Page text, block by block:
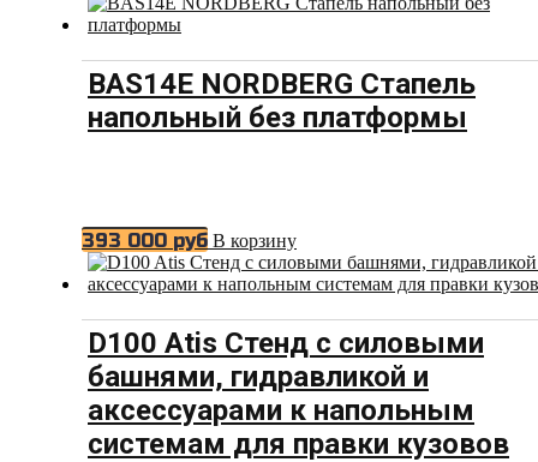
BAS14E NORDBERG Стапель
напольный без платформы
393 000 руб В корзину
D100 Atis Стенд с силовыми
башнями, гидравликой и
аксессуарами к напольным
системам для правки кузовов